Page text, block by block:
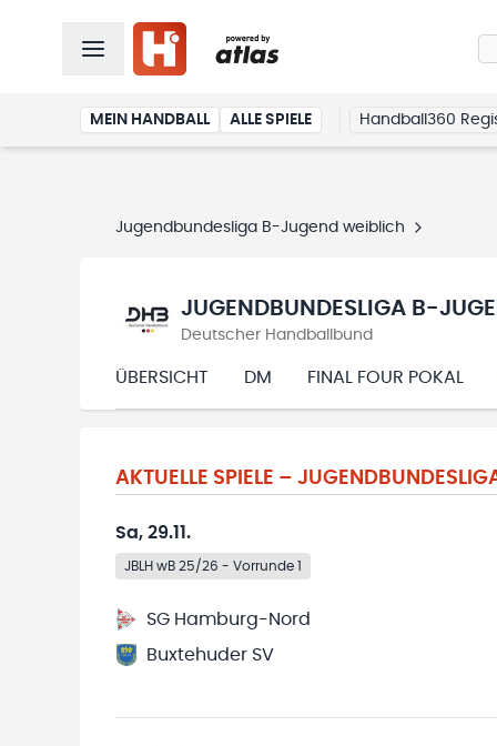
MEIN HANDBALL ALLE SPIELE Handball360
Jugendbundesliga B-Jugend weiblich
JUGENDBUNDESLIGA B-
Deutscher Handballbund
ÜBERSICHT DM FINAL FOUR POKAL
AKTUELLE SPIELE –
Sa, 29.11.
JBLH wB 25/26 - Vorrunde 1
SG Hamburg-Nord
Buxtehuder SV